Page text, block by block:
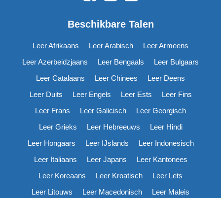
Beschikbare Talen
Leer Afrikaans Leer Arabisch
Leer Armeens
Leer Azerbeidzjaans
Leer Bengaals
Leer Bulgaars
Leer Catalaans
Leer Chinees
Leer Deens
Leer Duits
Leer Engels Leer Ests
Leer Fins
Leer Frans
Leer Galicisch
Leer Georgisch
Leer Grieks
Leer Hebreeuws
Leer Hindi
Leer Hongaars
Leer IJslands
Leer Indonesisch
Leer Italiaans
Leer Japans
Leer Kantonees
Leer Koreaans
Leer Kroatisch
Leer Lets
Leer Litouws
Leer Macedonisch
Leer Maleis